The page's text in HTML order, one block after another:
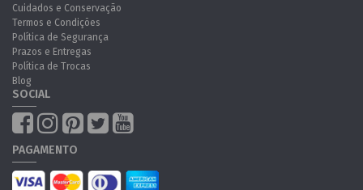
Cuidados e Conservação
Termos e Condições
Política de Segurança
Prazos e Entregas
Política de Trocas
Blog
SOCIAL
PAGAMENTO